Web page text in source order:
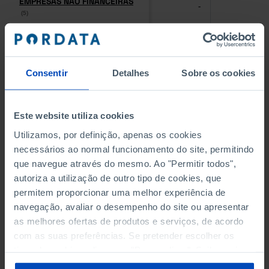
Consentir Detalhes Sobre os cookies
Este website utiliza cookies
Utilizamos, por definição, apenas os cookies
necessários ao normal funcionamento do site, permitindo
que navegue através do mesmo. Ao "Permitir todos",
autoriza a utilização de outro tipo de cookies, que
permitem proporcionar uma melhor experiência de
navegação, avaliar o desempenho do site ou apresentar
as melhores ofertas de produtos e serviços, de acordo
com as suas preferências. Se pretender escolher os
sobre cookies através da gestão de preferências ou da
(5)
(5)
-
PESSOAL AO SERVIÇO NAS
EMPRESAS NÃO FINANCEIRAS
PESSOAL AO SERVIÇO NAS
EMPRESAS NÃO FINANCEIRAS
(5)
- -
QUATRO MAIORES EMPRESAS
Empresas não financeiras
QUATRO MAIORES EMPRESAS
Empresas não financeiras
VOLUME DE NEGÓCIOS DAS
QUATRO MAIORES EMPRESAS
DO MUNICÍPIO (%)
Empresas não financeiras
VOLUME DE NEGÓCIOS DAS
QUATRO MAIORES EMPRESAS
DO MUNICÍPIO (%)
Empresas não financeiras
BANCOS, CAIXAS ECONÓMICAS
BANCOS, CAIXAS ECONÓMICAS -
CAIXAS DE CRÉDITO AGRÍCOLA
CAIXAS DE CRÉDITO AGRÍCOLA